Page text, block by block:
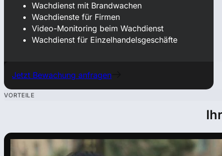
Wachdienst mit Brandwachen
Wachdienste für Firmen
Video-Monitoring beim Wachdienst
Wachdienst für Einzelhandelsgeschäfte
Jetzt Bewachung anfragen
VORTEILE